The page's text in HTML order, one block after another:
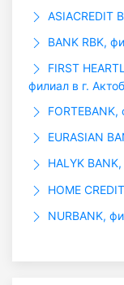
ASIACREDIT
BANK RBK,
FIRST
филиал в г.
EURASIAN
HALYK
HOME
NURBANK,